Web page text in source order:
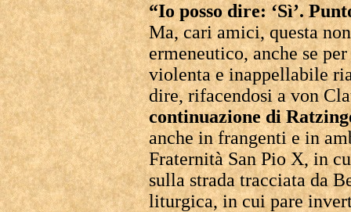
“Io posso dire: ‘Sì’.
Ma, cari amici, questa
ermeneutico, anche se
violenta e inappellabile
dire, rifacendosi a von
continuazione di
anche in frangenti e in
Fraternità San Pio X, in
sulla strada tracciata da
liturgica, in cui pare